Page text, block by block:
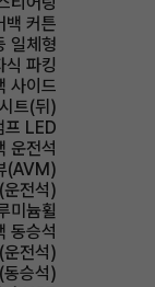
백 커튼
일체형
식 파킹
사이드
트(뒤)
프 LED
운전석
(AVM)
운전석)
미늄휠
동승석
운전석)
동승석)